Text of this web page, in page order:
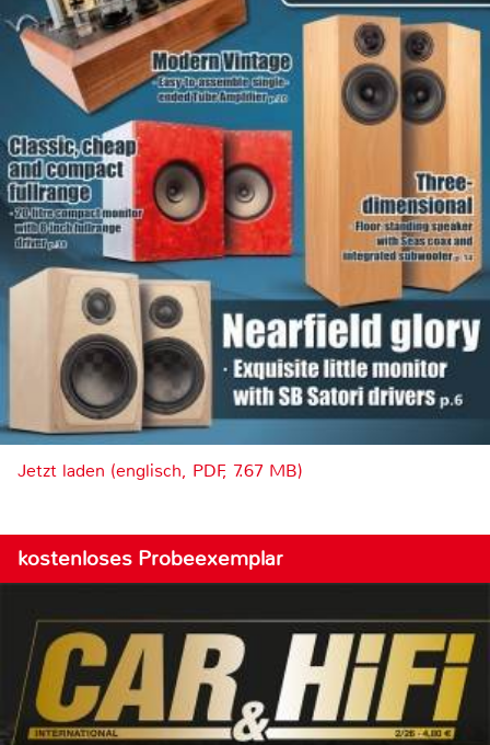
Jetzt laden (englisch, PDF, 7.67 MB)
kostenloses Probeexemplar